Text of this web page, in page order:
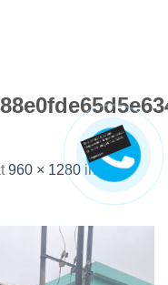
960 × 1280 in
XE